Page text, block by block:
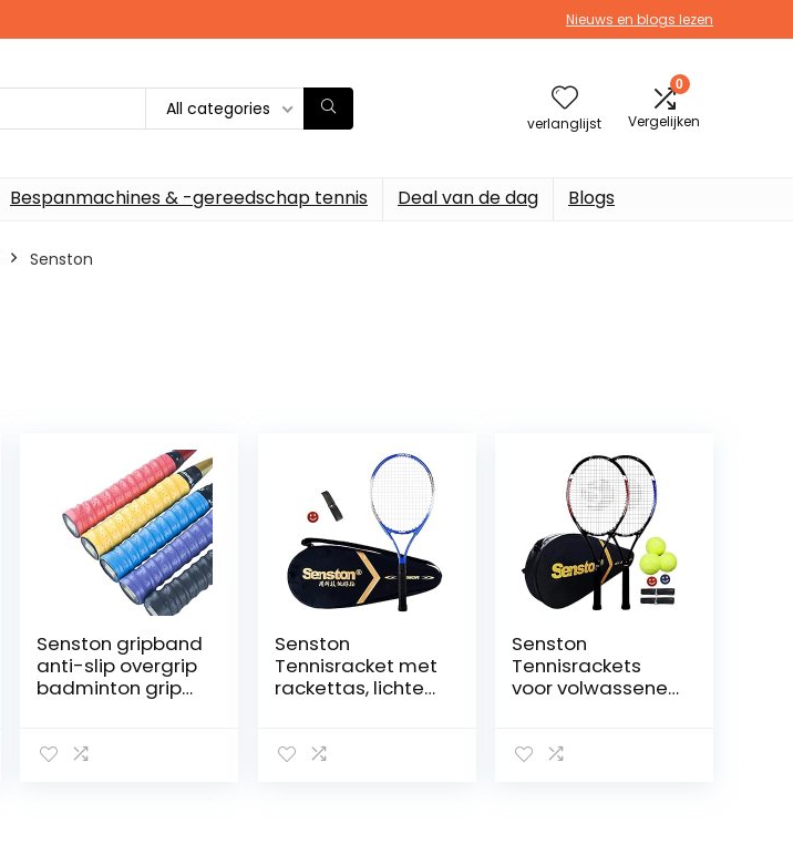
Nieuws en blogs lezen
All categories
verlanglijst
0
Vergelijken
Bespanmachines & -gereedschap tennis Deal van de dag Blogs
‎Senston
Senston gripband
anti-slip overgrip
badminton grip
squash racket
Senston
Tennisracket met
rackettas, lichte
cm, 58 cm, 63 cm
Senston
Tennisrackets
voor volwassenen
2-speler